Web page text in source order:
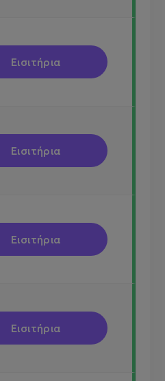
Εισιτήρια
Εισιτήρια
Εισιτήρια
Εισιτήρια